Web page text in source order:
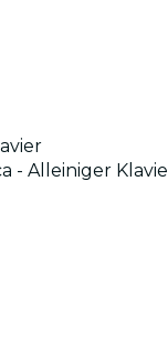
- Alleiniger